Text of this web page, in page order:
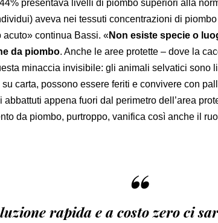
presentava livelli di piombo superiori alla
aveva nei tessuti concentrazioni di
acuto» continua Bassi. «Non esiste specie o
da piombo. Anche le aree protette – dove la
minaccia invisibile: gli animali selvatici sono
su carta, possono essere feriti e convivere con
abbattuti appena fuori dal perimetro dell’area
da piombo, purtroppo, vanifica così anche il
“
rapida e a costo zero ci